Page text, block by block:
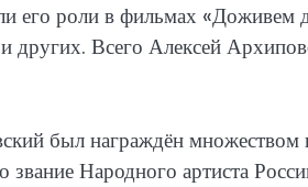
его роли в фильмах «Доживем
других. Всего Алексей
был награждён
Народного артиста